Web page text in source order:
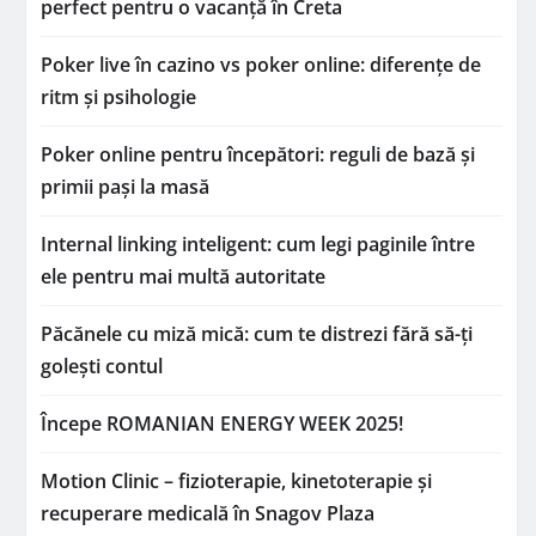
perfect pentru o vacanță în Creta
Poker live în cazino vs poker online: diferențe de
ritm și psihologie
Poker online pentru începători: reguli de bază și
primii pași la masă
Internal linking inteligent: cum legi paginile între
ele pentru mai multă autoritate
Păcănele cu miză mică: cum te distrezi fără să-ți
golești contul
Începe ROMANIAN ENERGY WEEK 2025!
Motion Clinic – fizioterapie, kinetoterapie și
recuperare medicală în Snagov Plaza